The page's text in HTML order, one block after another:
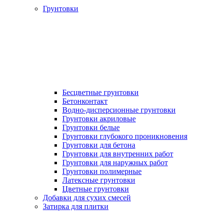
Грунтовки
Бесцветные грунтовки
Бетонконтакт
Водно-дисперсионные грунтовки
Грунтовки акриловые
Грунтовки белые
Грунтовки глубокого проникновения
Грунтовки для бетона
Грунтовки для внутренних работ
Грунтовки для наружных работ
Грунтовки полимерные
Латексные грунтовки
Цветные грунтовки
Добавки для сухих смесей
Затирка для плитки